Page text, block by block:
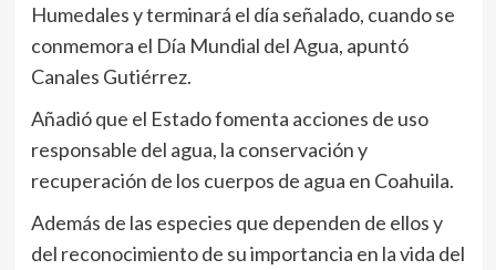
Humedales y terminará el día señalado, cuando se
conmemora el Día Mundial del Agua, apuntó
Canales Gutiérrez.
Añadió que el Estado fomenta acciones de uso
responsable del agua, la conservación y
recuperación de los cuerpos de agua en Coahuila.
Además de las especies que dependen de ellos y
del reconocimiento de su importancia en la vida del